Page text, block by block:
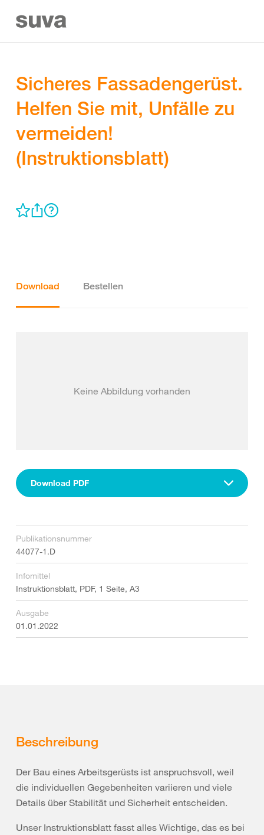
Sicheres Fassadengerüst.
Helfen Sie mit, Unfälle zu
vermeiden!
(Instruktionsblatt)
Download Bestellen
Keine Abbildung vorhanden
Download PDF
Publikationsnummer
44077-1.D
Infomittel
Instruktionsblatt, PDF, 1 Seite, A3
Ausgabe
01.01.2022
Beschreibung
Der Bau eines Arbeitsgerüsts ist anspruchsvoll, weil
die individuellen Gegebenheiten variieren und viele
Details über Stabilität und Sicherheit entscheiden.
Unser Instruktionsblatt fasst alles Wichtige, das es bei